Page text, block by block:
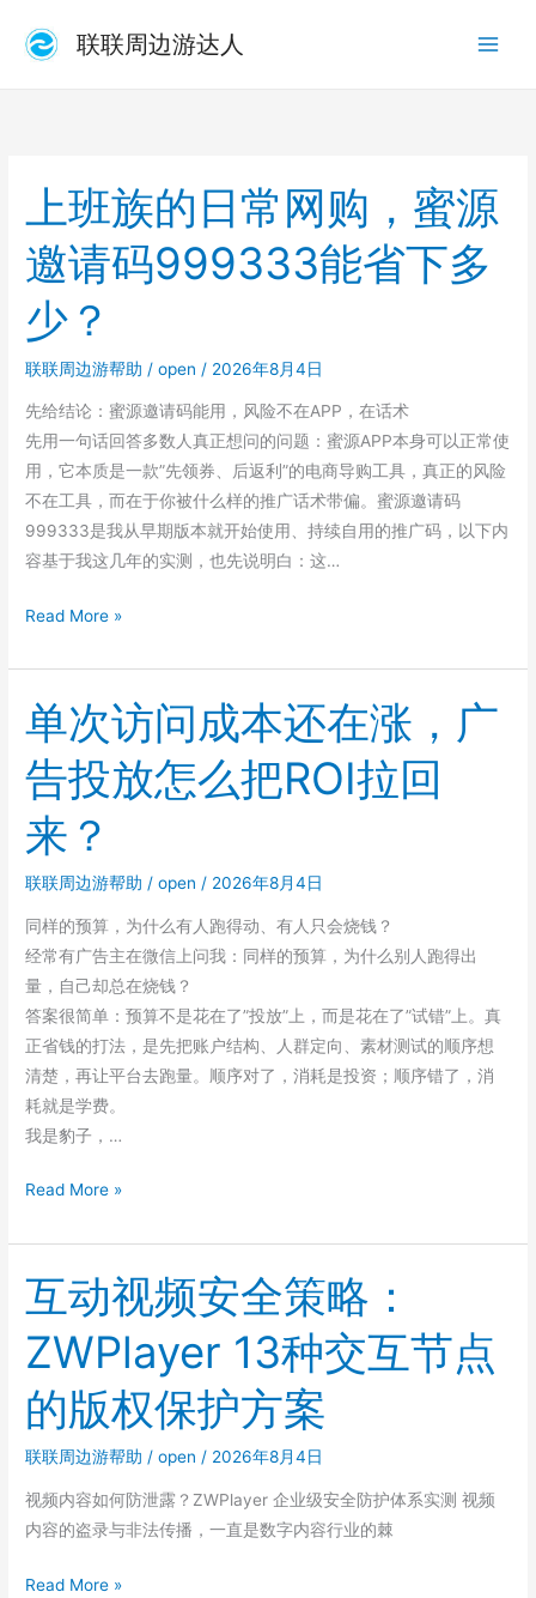
联联周边游达人
上班族的日常网购，蜜源
邀请码999333能省下多
少？
联联周边游帮助 /open / 2026年8月4日
先给结论：蜜源邀请码能用，风险不在APP，在话术
先用一句话回答多数人真正想问的问题：蜜源APP本身可以正常使
用，它本质是一款”先领券、后返利”的电商导购工具，真正的风险
不在工具，而在于你被什么样的推广话术带偏。蜜源邀请码
999333是我从早期版本就开始使用、持续自用的推广码，以下内
容基于我这几年的实测，也先说明白：这…
上
族
的
日
常
网
购，
蜜
源
999333
省
下
多
Read More »
单次访问成本还在涨，广
告投放怎么把ROI拉回
来？
联联周边游帮助 /open / 2026年8月4日
同样的预算，为什么有人跑得动、有人只会烧钱？
经常有广告主在微信上问我：同样的预算，为什么别人跑得出
量，自己却总在烧钱？
答案很简单：预算不是花在了”投放”上，而是花在了”试错”上。真
正省钱的打法，是先把账户结构、人群定向、素材测试的顺序想
清楚，再让平台去跑量。顺序对了，消耗是投资；顺序错了，消
耗就是学费。
我是豹子，…
单
访
问
成
本
还
在
涨，
广
告
投
怎
Read More »
互动视频安全策略：
ZWPlayer 13种交互节点
的版权保护方案
联联周边游帮助 /open/ 2026年8月4日
视频内容如何防泄露？ZWPlayer 企业级安全防护体系实测 视频
内容的盗录与非法传播，一直是数字内容行业的棘
互
Read More »